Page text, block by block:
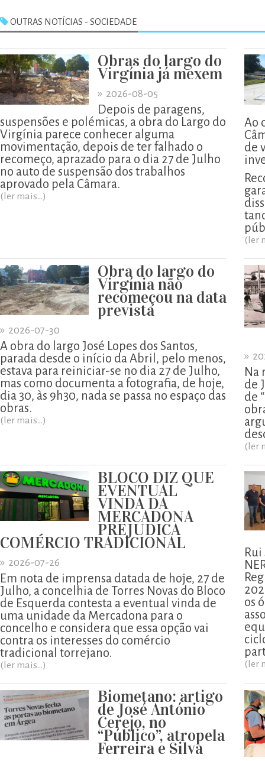
OUTRAS NOTÍCIAS - SOCIEDADE
Obras do largo do
Virgínia já mexem
» 2026-08-05
Depois de paragens,
suspensões e polémicas, a obra do Largo do
Virgínia parece conhecer alguma
movimentação, depois de ter falhado o
recomeço, aprazado para o dia 27 de Julho
no auto de suspensão dos trabalhos
aprovado pela Câmara.
(ler mais...)
Ao
de
(ler
Obra do largo do
Virgínia não
recomeçou na data
prevista
» 2026-07-30
A obra do largo José Lopes dos Santos,
parada desde o início da Abril, pelo menos,
estava para reiniciar-se no dia 27 de Julho,
mas como documenta a fotografia, de hoje,
dia 30, às 9h30, nada se passa no espaço das
obras.
(ler mais...)
»
Na
de
de
(ler
BLOCO DIZ QUE
EVENTUAL
VINDA DA
MERCADONA
PREJUDICA
COMÉRCIO TRADICIONAL
» 2026-07-26
Em nota de imprensa datada de hoje, 27 de
Julho, a concelhia de Torres Novas do Bloco
de Esquerda contesta a eventual vinda de
uma unidade da Mercadona para o
concelho e considera que essa opção vai
contra os interesses do comércio
tradicional torrejano.
(ler mais...)
os
(ler
Biometano: artigo
de José António
Cerejo, no
“Público”, atropela
Ferreira e Silva